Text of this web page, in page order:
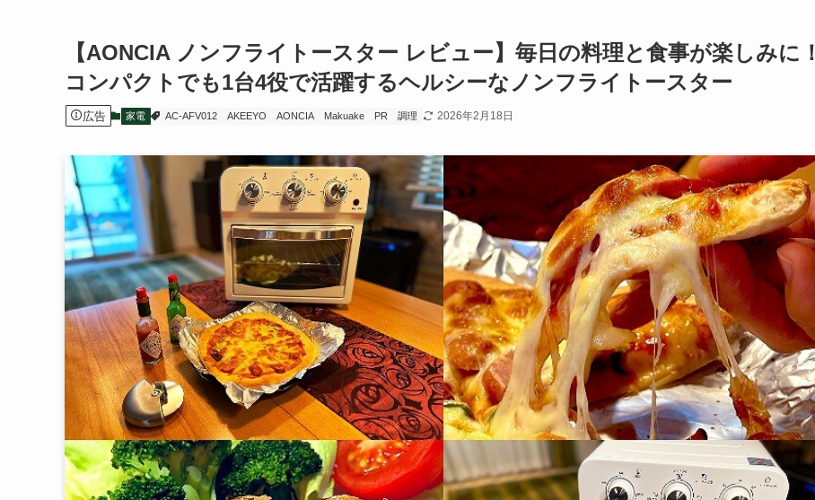
【AONCIA ノンフライトースター レビュー】毎日の料理と食事が楽しみに！
コンパクトでも1台4役で活躍するヘルシーなノンフライトースター
広告 家電 AC-AFV012 AKEEYO AONCIA Makuake PR 調理 2026年2月18日